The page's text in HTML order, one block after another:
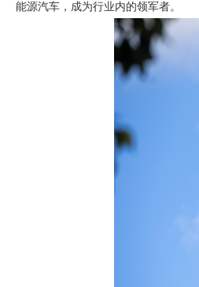
能源汽车，成为行业内的领军者。